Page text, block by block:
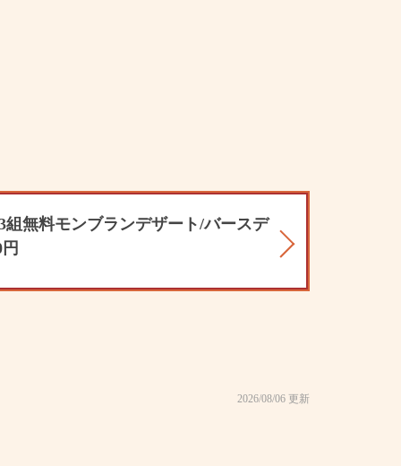
無料モンブランデザート/バースデ
2026/08/06 更新